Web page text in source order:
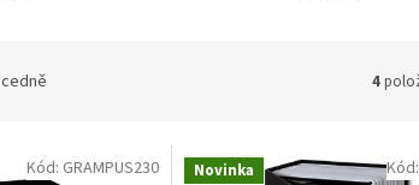
4
Kód: GRAMPUS230
Novinka
Kód: